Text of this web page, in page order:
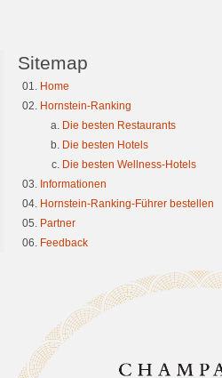
Sitemap
Home
Hornstein-Ranking
Die besten Restaurants
Die besten Hotels
Die besten Wellness-Hotels
Informationen
Hornstein-Ranking-Führer bestellen
Partner
Feedback